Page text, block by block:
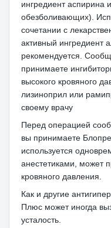
ингредиент аспирина
обезболивающих).
сочетании с
активный ингредиент
рекомендуется.
принимаете
высокого кровяного
лизиноприл или
своему врачу
Перед операцией
вы принимаете
используется
анестетиками, может
кровяного давления.
Как и другие
Плюс может иногда
усталость.